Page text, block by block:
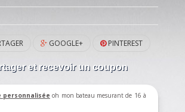
GOOGLE+ PINTEREST
et recevoir un coupon
personnalisée oh mon bateau mesurant de 16 à